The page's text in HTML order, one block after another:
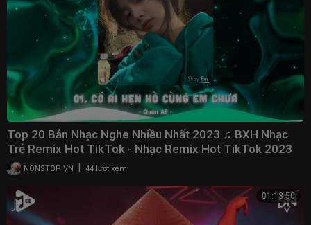
Top 20 Bản Nhạc Nghe Nhiều Nhất 2023 ♫ BXH Nhạc
Trẻ Remix Hot TikTok - Nhạc Remix Hot TikTok 2023
NONSTOP VN 44 lượt xem
01:13:50